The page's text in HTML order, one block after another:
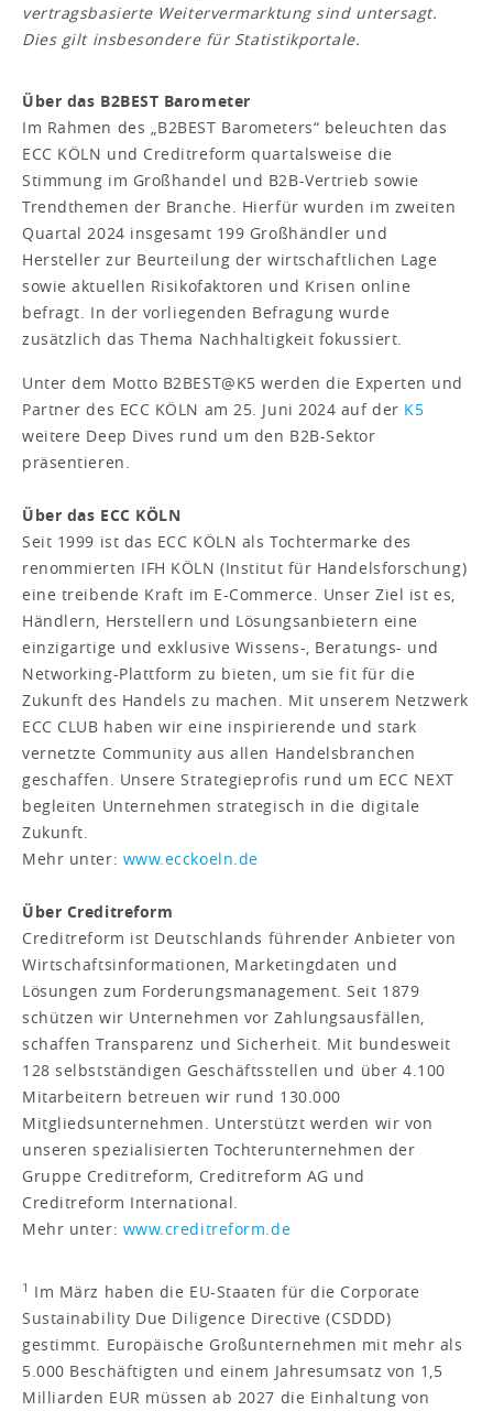
vertragsbasierte Weitervermarktung sind untersagt.
Dies gilt insbesondere für Statistikportale.
Über das B2BEST Barometer
Im Rahmen des „B2BEST Barometers“ beleuchten das
ECC KÖLN und Creditreform quartalsweise die
Stimmung im Großhandel und B2B-Vertrieb sowie
Trendthemen der Branche. Hierfür wurden im zweiten
Quartal 2024 insgesamt 199 Großhändler und
Hersteller zur Beurteilung der wirtschaftlichen Lage
sowie aktuellen Risikofaktoren und Krisen online
befragt. In der vorliegenden Befragung wurde
zusätzlich das Thema Nachhaltigkeit fokussiert.
Unter dem Motto B2BEST@K5 werden die Experten und
Partner des ECC KÖLN am 25. Juni 2024 auf der K5
weitere Deep Dives rund um den B2B-Sektor
präsentieren.
Über das ECC KÖLN
Seit 1999 ist das ECC KÖLN als Tochtermarke des
renommierten IFH KÖLN (Institut für Handelsforschung)
eine treibende Kraft im E-Commerce. Unser Ziel ist es,
Händlern, Herstellern und Lösungsanbietern eine
einzigartige und exklusive Wissens-, Beratungs- und
Networking-Plattform zu bieten, um sie fit für die
Zukunft des Handels zu machen. Mit unserem Netzwerk
ECC CLUB haben wir eine inspirierende und stark
vernetzte Community aus allen Handelsbranchen
geschaffen. Unsere Strategieprofis rund um ECC NEXT
begleiten Unternehmen strategisch in die digitale
Zukunft.
Mehr unter: www.ecckoeln.de
Über Creditreform
Creditreform ist Deutschlands führender Anbieter von
Wirtschaftsinformationen, Marketingdaten und
Lösungen zum Forderungsmanagement. Seit 1879
schützen wir Unternehmen vor Zahlungsausfällen,
schaffen Transparenz und Sicherheit. Mit bundesweit
128 selbstständigen Geschäftsstellen und über 4.100
Mitarbeitern betreuen wir rund 130.000
Mitgliedsunternehmen. Unterstützt werden wir von
unseren spezialisierten Tochterunternehmen der
Gruppe Creditreform, Creditreform AG und
Creditreform International.
Mehr unter: www.creditreform.de
1 Im März haben die EU-Staaten für die Corporate
Sustainability Due Diligence Directive (CSDDD)
gestimmt. Europäische Großunternehmen mit mehr als
5.000 Beschäftigten und einem Jahresumsatz von 1,5
Milliarden EUR müssen ab 2027 die Einhaltung von